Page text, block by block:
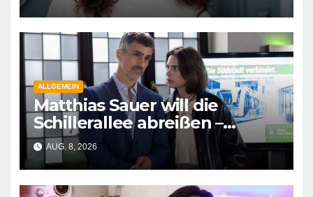
ALLGEMEIN
Matthias Sauer will die
Schillerallee abreißen –
Schauspieler Gabriel Merz
neu bei „Unter uns“
AUG. 8, 2026